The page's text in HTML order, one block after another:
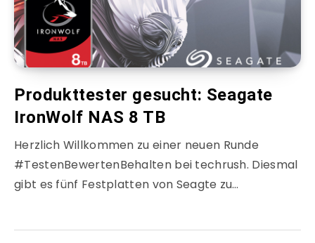
Produkttester gesucht: Seagate
IronWolf NAS 8 TB
Herzlich Willkommen zu einer neuen Runde
#TestenBewertenBehalten bei techrush. Diesmal
gibt es fünf Festplatten von Seagte zu…